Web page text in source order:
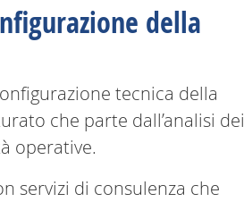
della
tecnica della
che parte dall’analisi dei
operative.
servizi di consulenza che